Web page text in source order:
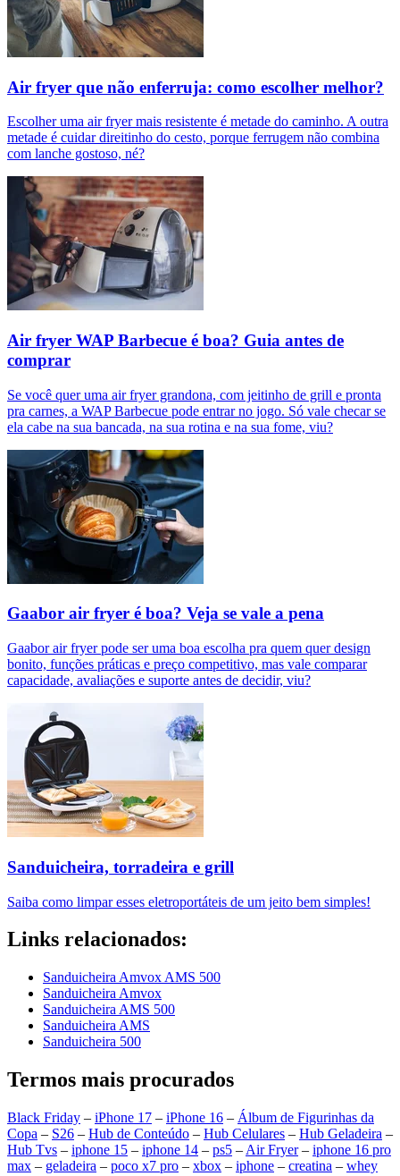
Air fryer que não enferruja: como escolher melhor?
Escolher uma air fryer mais resistente é metade do caminho. A outra
metade é cuidar direitinho do cesto, porque ferrugem não combina
com lanche gostoso, né?
Air fryer WAP Barbecue é boa? Guia antes de
comprar
Se você quer uma air fryer grandona, com jeitinho de grill e pronta
pra carnes, a WAP Barbecue pode entrar no jogo. Só vale checar se
ela cabe na sua bancada, na sua rotina e na sua fome, viu?
Gaabor air fryer é boa? Veja se vale a pena
Gaabor air fryer pode ser uma boa escolha pra quem quer design
bonito, funções práticas e preço competitivo, mas vale comparar
capacidade, avaliações e suporte antes de decidir, viu?
Sanduicheira, torradeira e grill
Saiba como limpar esses eletroportáteis de um jeito bem simples!
Links relacionados:
Sanduicheira Amvox AMS 500
Sanduicheira Amvox
Sanduicheira AMS 500
Sanduicheira AMS
Sanduicheira 500
Termos mais procurados
Black Friday – iPhone 17 – iPhone 16 – Álbum de Figurinhas da
Copa – S26 – Hub de Conteúdo – Hub Celulares – Hub Geladeira –
Hub Tvs – iphone 15 – iphone 14 – ps5 – Air Fryer– iphone 16 pro
max – geladeira – poco x7 pro – xbox – iphone – creatina – whey